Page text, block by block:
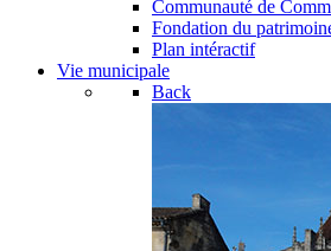
Communauté de
Fondation du
Plan intéractif
Vie municipale
Back